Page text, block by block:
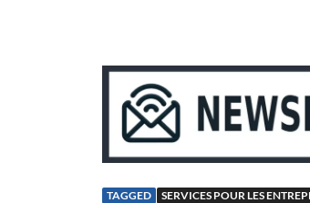
TAGGED SERVICES POUR LES